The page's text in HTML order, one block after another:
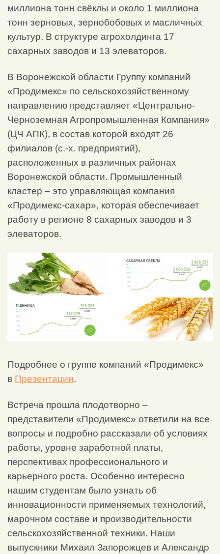
миллиона тонн свёклы и около 1 миллиона
тонн зерновых, зернобобовых и масличных
культур. В структуре агрохолдинга 17
сахарных заводов и 13 элеваторов.
В Воронежской области Группу компаний
«Продимекс» по сельскохозяйственному
направлению представляет «Центрально-
Черноземная Агропромышленная Компания»
(ЦЧ АПК), в состав которой входят 26
филиалов (с.-х. предприятий),
расположенных в различных районах
Воронежской области. Промышленный
кластер – это управляющая компания
«Продимекс-сахар», которая обеспечивает
работу в регионе 8 сахарных заводов и 3
элеваторов.
Подробнее о группе компаний «Продимекс»
в Презентации.
Встреча прошла плодотворно –
представители «Продимекс» ответили на все
вопросы и подробно рассказали об условиях
работы, уровне заработной платы,
перспективах профессионального и
карьерного роста. Особенно интересно
нашим студентам было узнать об
инновационности применяемых технологий,
марочном составе и производительности
сельскохозяйственной техники. Наши
выпускники Михаил Запорожцев и Александр